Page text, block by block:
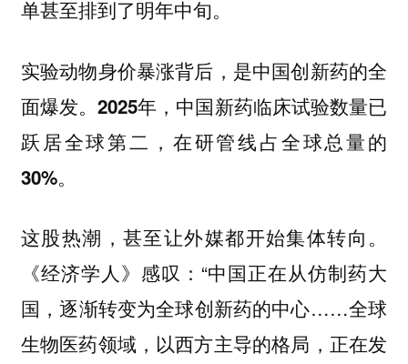
单甚至排到了明年中旬。
实验动物身价暴涨背后，是中国创新药的全
面爆发。2025年，中国新药临床试验数量已
跃居全球第二，在研管线占全球总量的
30%。
这股热潮，甚至让外媒都开始集体转向。
《经济学人》感叹：“中国正在从仿制药大
国，逐渐转变为全球创新药的中心……全球
生物医药领域，以西方主导的格局，正在发